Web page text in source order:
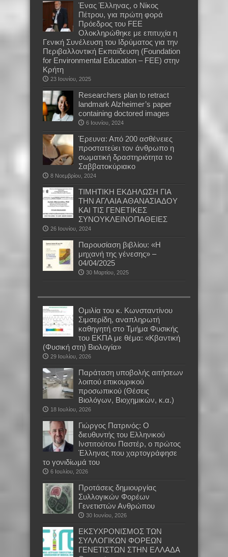
Ένας Έλληνας, o Νίκος
Πέτρου, για πρώτη φορά
Πρόεδρος του FEE
Ολοκληρώθηκε με επιτυχία η
Γενική Συνέλευση του Ιδρύματος για την
Περιβαλλοντική Εκπαίδευση (Foundation
for Environmental Education – FEE) στην
Κρήτη
23 Ιουνίου, 2025
Researchers plan to retract
landmark Alzheimer’s paper
containing doctored images
6 Ιουνίου, 2024
Έρευνα: Από 200 ασθένειες
προστατεύει τον άνθρωπο η
σωματική δραστηριότητα το
Σαββατοκύριακο
8 Νοεμβρίου, 2024
ΤΙΜΗΤΙΚΗ ΕΚΔΗΛΩΣΗ ΓΙΑ
ΤΗΝ ΑΓΛΑΙΑ ΑΘΑΝΑΣΙΑΔΟΥ
ΚΑΙ ΤΙΣ ΓΕΝΕΤΙΚΕΣ
ΣΥΝΟΥΚΛΕΙΝΟΠΑΘΕΙΕΣ
26 Ιουνίου, 2024
Παρουσίαση βιβλίου: «Η
μηχανή της γένεσης» –
04/04/2025
30 Μαρτίου, 2025
Oμιλία του κ. Κωνσταντίνου
Σιμσερίδη, αναπληρωτή
καθηγητή στο Τμήμα Φυσικής
του ΕΚΠΑ με θέμα: «Κβαντική
(Φυσική στη) Βιολογία»
29 Ιουλίου, 2026
Παράταση υποβολής αιτήσεων
λοιπού επικουρικού
προσωπικού (Θέσεις
Βιολόγων, Βιοχημικών, κ.α.)
18 Ιουλίου, 2026
Γιώργος Πατρινός: Ο
διευθυντής του Ελληνικού
Ινστιτούτου Παστέρ, ο πρώτος
Έλληνας που χαρτογράφησε
το γονιδίωμά του
6 Ιουλίου, 2026
Προτάσεις δημιουργίας
Συλλογικών Φορέων
Γενετιστών Ανθρώπου
30 Ιουνίου, 2026
EKΣΥΧΡΟΝΙΣΜΟΣ ΤΩΝ
ΣΥΛΛΟΓΙΚΩΝ ΦΟΡΕΩΝ
ΓΕΝΕΤΙΣΤΩΝ ΣΤΗΝ ΕΛΛΑΔΑ